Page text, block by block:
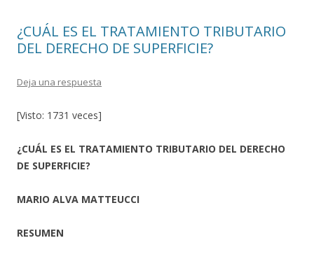
¿CUÁL ES EL TRATAMIENTO TRIBUTARIO
DEL DERECHO DE SUPERFICIE?
Deja una respuesta
[Visto: 1731 veces]
¿CUÁL ES EL TRATAMIENTO TRIBUTARIO DEL DERECHO
DE SUPERFICIE?
MARIO ALVA MATTEUCCI
RESUMEN